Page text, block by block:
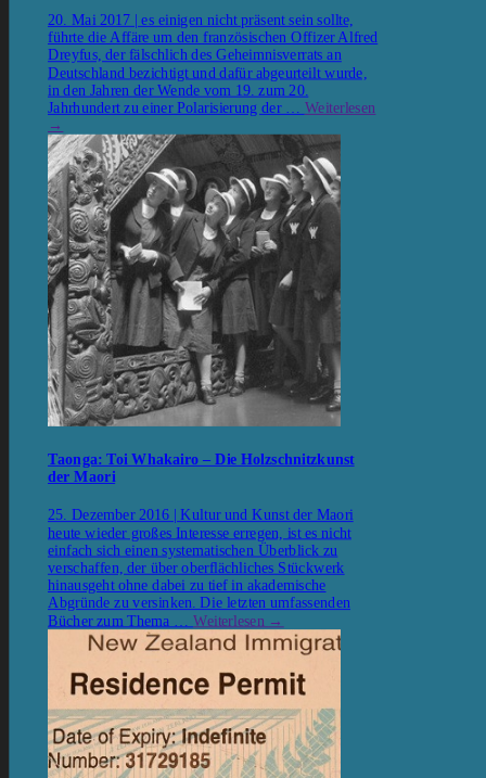
20. Mai 2017 | es einigen nicht präsent sein sollte,
führte die Affäre um den französischen Offizer Alfred
Dreyfus, der fälschlich des Geheimnisverrats an
Deutschland bezichtigt und dafür abgeurteilt wurde,
in den Jahren der Wende vom 19. zum 20.
Jahrhundert zu einer Polarisierung der … Weiterlesen
→
Taonga: Toi Whakairo – Die Holzschnitzkunst
der Maori
25. Dezember 2016 | Kultur und Kunst der Maori
heute wieder großes Interesse erregen, ist es nicht
einfach sich einen systematischen Überblick zu
verschaffen, der über oberflächliches Stückwerk
hinausgeht ohne dabei zu tief in akademische
Abgründe zu versinken. Die letzten umfassenden
Bücher zum Thema …Weiterlesen →